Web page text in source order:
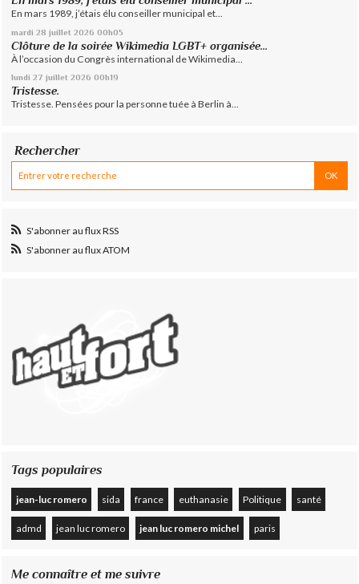
En mars 1989, j’étais élu conseiller municipal et...
mardi 28 juillet 2026 00h05
Clôture de la soirée Wikimedia LGBT+ organisée...
À l’occasion du Congrès international de Wikimedia...
lundi 27 juillet 2026 00h19
Tristesse.
Tristesse. Pensées pour la personne tuée à Berlin à...
Rechercher
S'abonner au flux RSS
S'abonner au flux ATOM
Tags populaires
jean-luc romero sida france euthanasie Politique santé
admd jean luc romero jean luc romero michel paris
Me connaître et me suivre